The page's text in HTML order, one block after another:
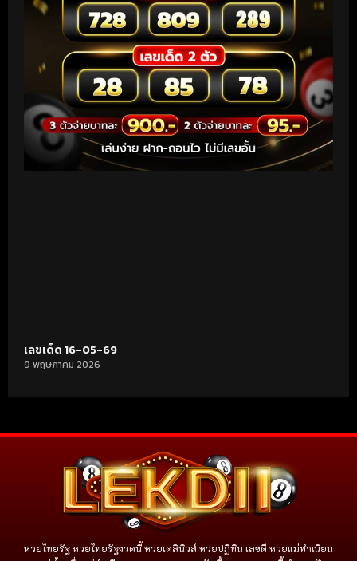
เลขเด็ด 16-05-69
9 พฤษภาคม 2026
หวยไทยรัฐ หวยไทยรัฐงวดนี้ หวยเดลินิวส์ หวยปฏิทิน เลขดี หวยแม่ทำเนียน